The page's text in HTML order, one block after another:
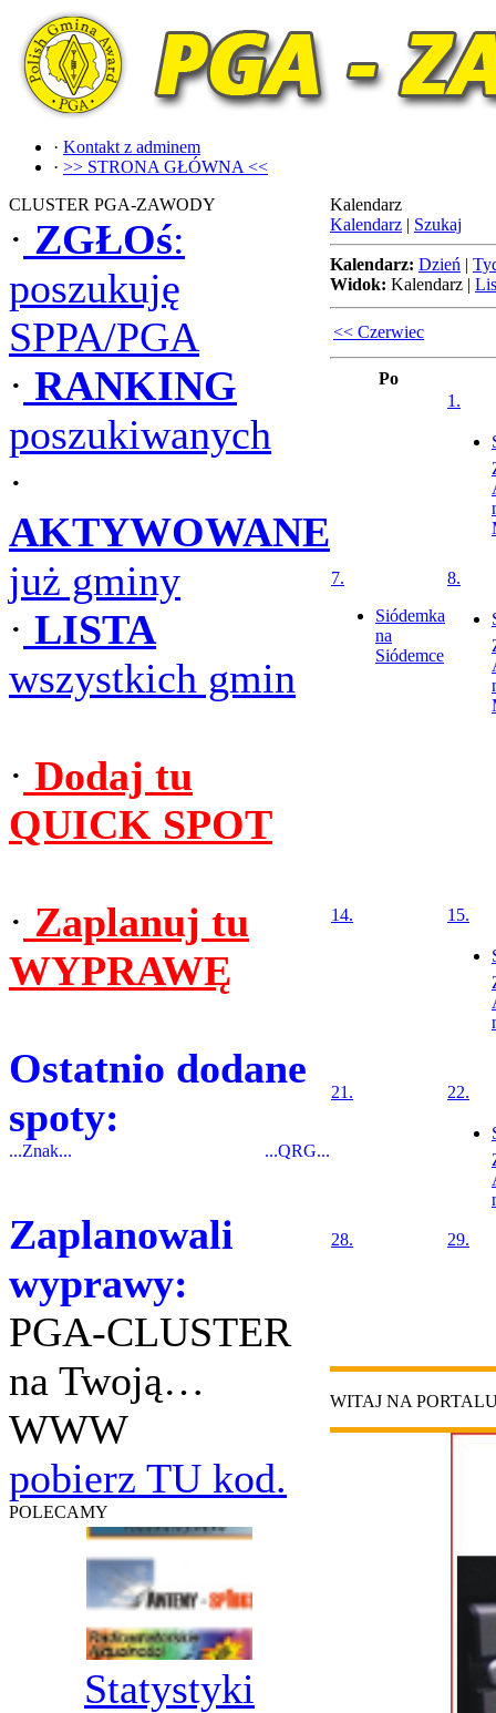
· Kontakt z adminem
· >> STRONA GŁÓWNA <<
CLUSTER PGA-ZAWODY
· ZGŁOś:
poszukuję
SPPA/PGA
· RANKING
poszukiwanych
·
AKTYWOWANE
już gminy
· LISTA
wszystkich gmin
· Dodaj tu
QUICK SPOT
· Zaplanuj tu
WYPRAWĘ
Ostatnio dodane
spoty:
...Znak... ...QRG...
Zaplanowali
wyprawy:
PGA-CLUSTER
na Twoją…
WWW
pobierz TU kod.
POLECAMY
Statystyki
Kalendarz
Kalendarz | Szukaj
Kalendarz: Dzień |
Widok: Kalendarz |
<< Czerwiec
Po
1.
7.
Siódemka
na
Siódemce
8.
14. 15.
21. 22.
28. 29.
WITAJ NA